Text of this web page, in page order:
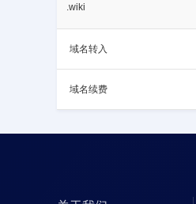
.wiki
域名转入
域名续费